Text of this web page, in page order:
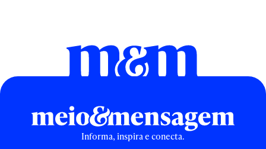
Informa, inspira e conecta.